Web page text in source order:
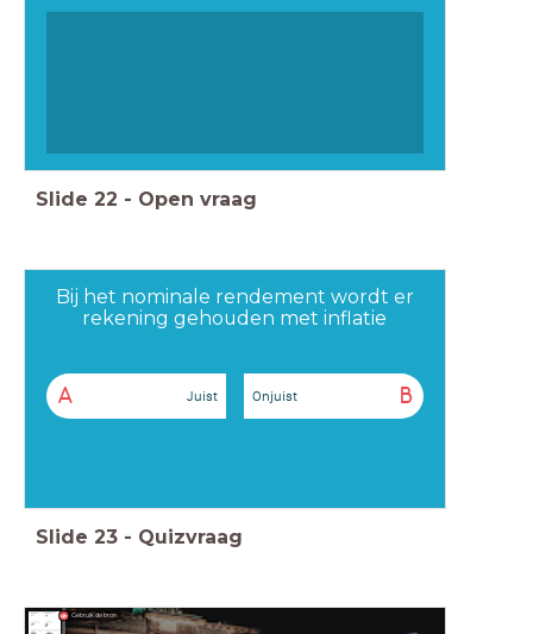
Slide 22 - Open vraag
Bij het nominale rendement wordt er
rekening gehouden met inflatie
A Juist B
Onjuist
Slide 23 - Quizvraag
Gebruik de bron